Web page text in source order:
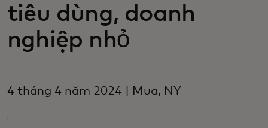
tiêu dùng, doanh
nghiệp nhỏ
4 tháng 4 năm 2024 | Mua, NY